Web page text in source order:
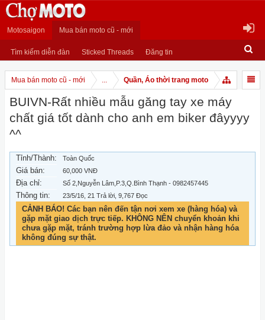
Motosaigon Mua bán moto cũ - mới
Tìm kiếm diễn đàn Sticked Threads Đăng tin
Mua bán moto cũ - mới ... Quần, Áo thời trang moto
BUIVN-Rất nhiều mẫu găng tay xe máy
chất giá tốt dành cho anh em biker đâyyyy
^^
Tỉnh/Thành: Toàn Quốc
Giá bán: 60,000 VNĐ
Địa chỉ: Số 2,Nguyễn Lâm,P.3,Q.Bình Thạnh - 0982457445
Thông tin: 23/5/16 , 21 Trả lời, 9,767 Đọc
CẢNH BÁO! Các bạn nên đến tận nơi xem xe (hàng hóa) và
gặp mặt giao dịch trực tiếp. KHÔNG NÊN chuyển khoản khi
chưa gặp mặt, tránh trường hợp lừa đảo và nhận hàng hóa
không đúng sự thật.